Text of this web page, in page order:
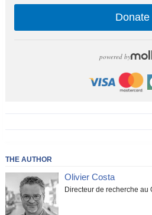
Donate
powered by
THE AUTHOR
Olivier Costa
Directeur de recherche au